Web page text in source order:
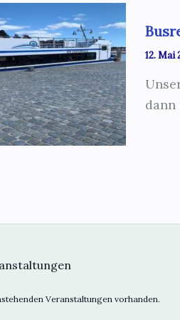
12. Mai
Veranstaltungen vorhanden.